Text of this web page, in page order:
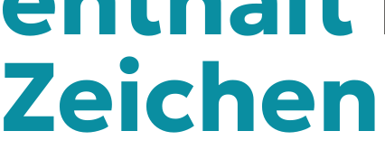
Docs
Tools
Welten
Zeichen